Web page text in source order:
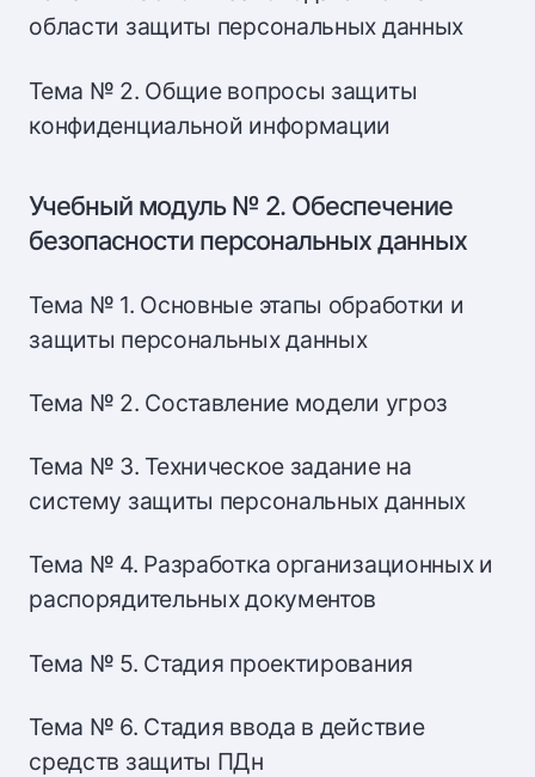
области защиты персональных данных
Тема № 2. Общие вопросы защиты
конфиденциальной информации
Учебный модуль № 2. Обеспечение
безопасности персональных данных
Тема № 1. Основные этапы обработки и
защиты персональных данных
Тема № 2. Составление модели угроз
Тема № 3. Техническое задание на
систему защиты персональных данных
Тема № 4. Разработка организационных и
распорядительных документов
Тема № 5. Стадия проектирования
Тема № 6. Стадия ввода в действие
средств защиты ПДн